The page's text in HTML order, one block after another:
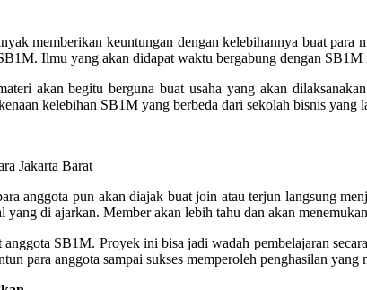
memberikan keuntungan dengan kelebihannya buat
Ilmu yang akan didapat waktu bergabung dengan
akan begitu berguna buat usaha yang akan
kelebihan SB1M yang berbeda dari sekolah bisnis yang
anggota pun akan diajak buat join atau terjun langsung
di ajarkan. Member akan lebih tahu dan akan
SB1M. Proyek ini bisa jadi wadah pembelajaran
para anggota sampai sukses memperoleh penghasilan yang